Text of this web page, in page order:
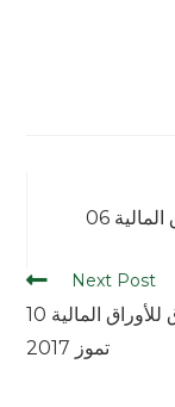
التقرير اليومي لتداولات سوق العراق للأوراق المالية 06
Next Post
التقرير اليومي لتداولات سوق العراق للأوراق المالية 10
تموز 2017